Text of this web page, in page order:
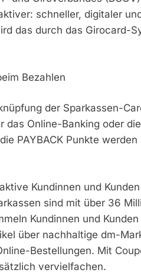
schneller, digitaler
das durch das Girocard-
Bezahlen
der Sparkassen-
Online-Banking oder
PAYBACK Punkte
Kundinnen und
sind mit über 36
Kundinnen und Kunden
über nachhaltige dm-
Bestellungen. Mit
vervielfachen.